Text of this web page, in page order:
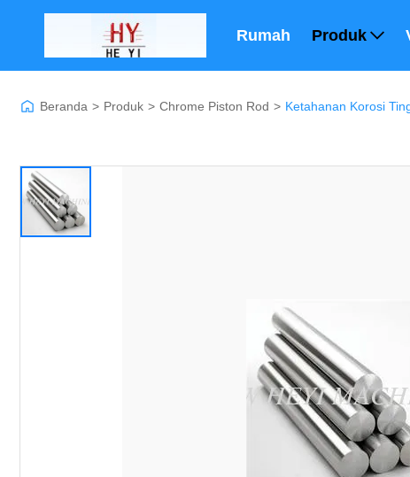
Rumah Produk
Beranda > Produk > Chrome Piston Rod > Ketahanan Korosi